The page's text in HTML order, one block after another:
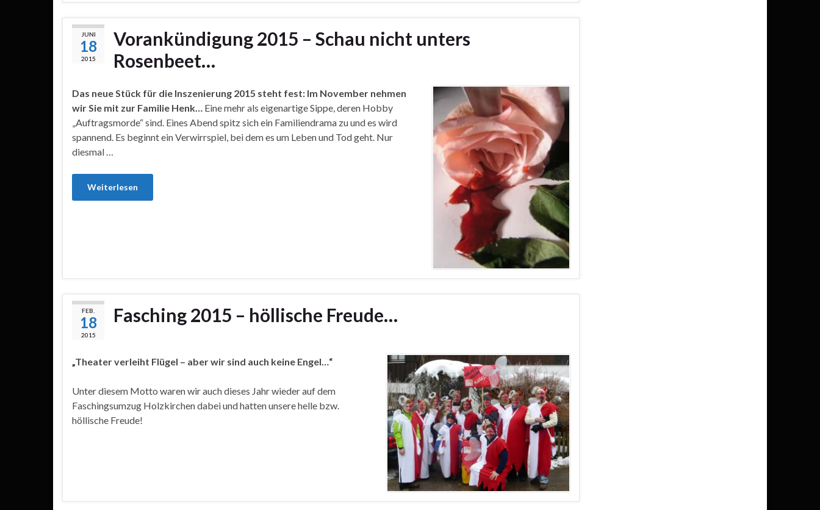
JUNI
18
2015
Vorankündigung 2015 – Schau nicht unters
Rosenbeet…
Das neue Stück für die Inszenierung 2015 steht fest: Im November nehmen
wir Sie mit zur Familie Henk… Eine mehr als eigenartige Sippe, deren Hobby
„Auftragsmorde“ sind. Eines Abend spitz sich ein Familiendrama zu und es wird
spannend. Es beginnt ein Verwirrspiel, bei dem es um Leben und Tod geht. Nur
diesmal …
Weiterlesen
FEB.
18
2015
Fasching 2015 – höllische Freude…
„Theater verleiht Flügel – aber wir sind auch keine Engel…“
Unter diesem Motto waren wir auch dieses Jahr wieder auf dem
Faschingsumzug Holzkirchen dabei und hatten unsere helle bzw.
höllische Freude!